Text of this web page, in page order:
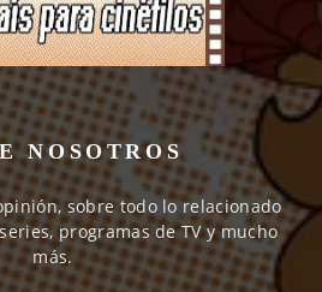
NOSOTROS
sobre todo lo relacionado
programas de TV y mucho
más.